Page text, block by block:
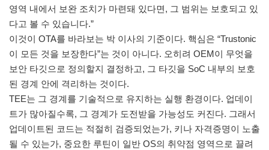
영역 내에서 보완 조치가 마련돼 있다면, 그 범위는 보호되고 있
다고 볼 수 있습니다.”
이것이 OTA를 바라보는 박 이사의 기준이다. 핵심은 “Trustonic
이 모든 것을 보장한다”는 것이 아니다. 오히려 OEM이 무엇을
보안 타깃으로 정의할지 결정하고, 그 타깃을 SoC 내부의 보호
된 경계 안에 격리하는 것이다.
TEE는 그 경계를 기술적으로 유지하는 실행 환경이다. 업데이
트가 많아질수록, 그 경계가 도전받을 가능성도 커진다. 그래서
업데이트된 코드는 적절히 검증되었는가, 키나 자격증명이 노출
될 수 있는가, 중요한 루틴이 일반 OS의 취약점 영역으로 끌려